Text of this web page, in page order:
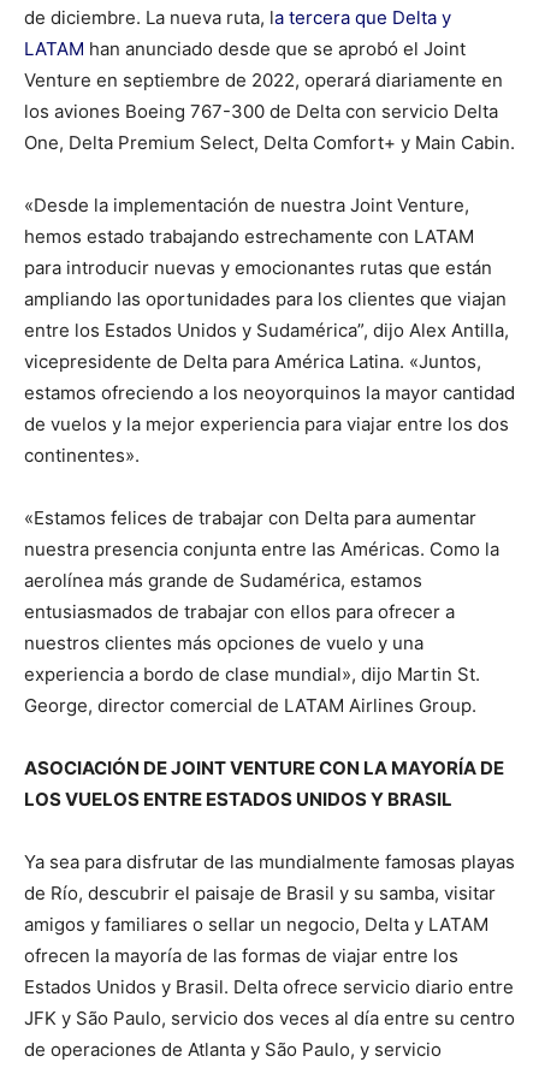
de diciembre. La nueva ruta, la tercera que Delta y
LATAM han anunciado desde que se aprobó el Joint
Venture en septiembre de 2022, operará diariamente en
los aviones Boeing 767-300 de Delta con servicio Delta
One, Delta Premium Select, Delta Comfort+ y Main Cabin.
«Desde la implementación de nuestra Joint Venture,
hemos estado trabajando estrechamente con LATAM
para introducir nuevas y emocionantes rutas que están
ampliando las oportunidades para los clientes que viajan
entre los Estados Unidos y Sudamérica”, dijo Alex Antilla,
vicepresidente de Delta para América Latina. «Juntos,
estamos ofreciendo a los neoyorquinos la mayor cantidad
de vuelos y la mejor experiencia para viajar entre los dos
continentes».
«Estamos felices de trabajar con Delta para aumentar
nuestra presencia conjunta entre las Américas. Como la
aerolínea más grande de Sudamérica, estamos
entusiasmados de trabajar con ellos para ofrecer a
nuestros clientes más opciones de vuelo y una
experiencia a bordo de clase mundial», dijo Martin St.
George, director comercial de LATAM Airlines Group.
ASOCIACIÓN DE JOINT VENTURE CON LA MAYORÍA DE
LOS VUELOS ENTRE ESTADOS UNIDOS Y BRASIL
Ya sea para disfrutar de las mundialmente famosas playas
de Río, descubrir el paisaje de Brasil y su samba, visitar
amigos y familiares o sellar un negocio, Delta y LATAM
ofrecen la mayoría de las formas de viajar entre los
Estados Unidos y Brasil. Delta ofrece servicio diario entre
JFK y São Paulo, servicio dos veces al día entre su centro
de operaciones de Atlanta y São Paulo, y servicio